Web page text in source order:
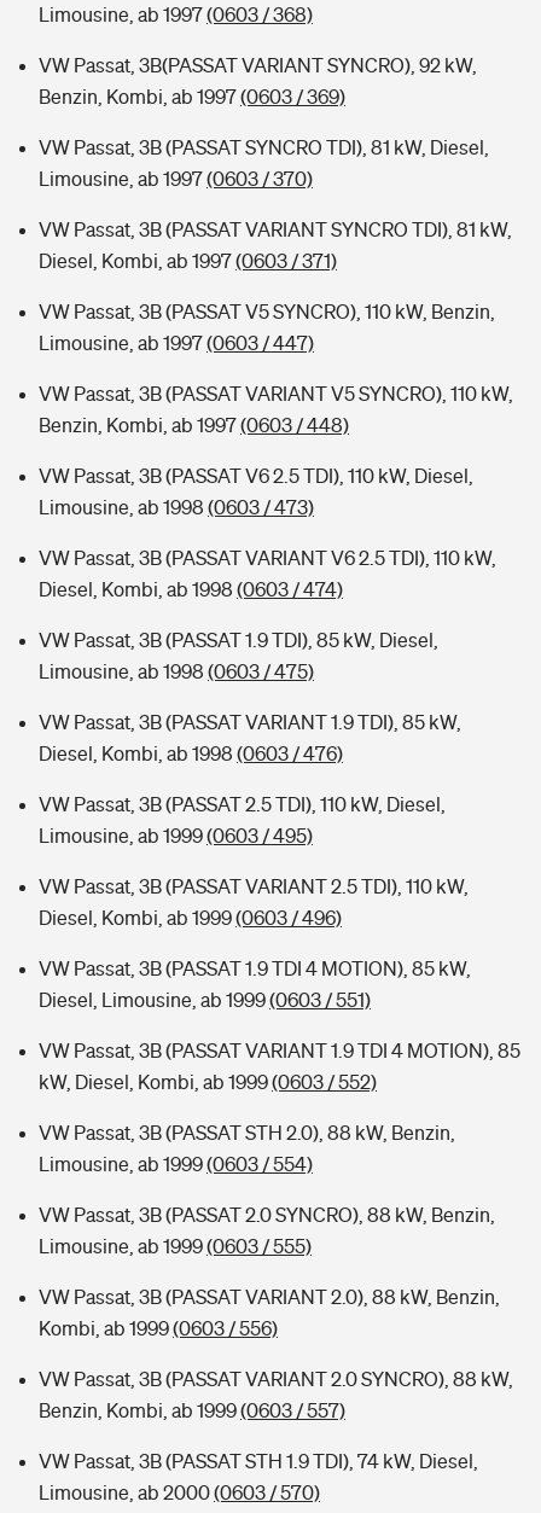
Limousine, ab 1997(0603 / 368)
VW Passat, 3B(PASSAT VARIANT SYNCRO), 92 kW,
Benzin, Kombi, ab 1997(0603 / 369)
VW Passat, 3B (PASSAT SYNCRO TDI), 81 kW, Diesel,
Limousine, ab 1997(0603 / 370)
VW Passat, 3B (PASSAT VARIANT SYNCRO TDI), 81 kW,
Diesel, Kombi, ab 1997(0603 / 371)
VW Passat, 3B (PASSAT V5 SYNCRO), 110 kW, Benzin,
Limousine, ab 1997(0603 / 447)
VW Passat, 3B (PASSAT VARIANT V5 SYNCRO), 110 kW,
Benzin, Kombi, ab 1997(0603 / 448)
VW Passat, 3B (PASSAT V6 2.5 TDI), 110 kW, Diesel,
Limousine, ab 1998 (0603 / 473)
VW Passat, 3B (PASSAT VARIANT V6 2.5 TDI), 110 kW,
Diesel, Kombi, ab 1998 (0603 / 474)
VW Passat, 3B (PASSAT 1.9 TDI), 85 kW, Diesel,
Limousine, ab 1998 (0603 / 475)
VW Passat, 3B (PASSAT VARIANT 1.9 TDI), 85 kW,
Diesel, Kombi, ab 1998 (0603 / 476)
VW Passat, 3B (PASSAT 2.5 TDI), 110 kW, Diesel,
Limousine, ab 1999(0603 / 495)
VW Passat, 3B (PASSAT VARIANT 2.5 TDI), 110 kW,
Diesel, Kombi, ab 1999(0603 / 496)
VW Passat, 3B (PASSAT 1.9 TDI 4 MOTION), 85 kW,
Diesel, Limousine, ab 1999(0603 / 551)
VW Passat, 3B (PASSAT VARIANT 1.9 TDI 4 MOTION), 85
kW, Diesel, Kombi, ab 1999(0603 / 552)
VW Passat, 3B (PASSAT STH 2.0), 88 kW, Benzin,
Limousine, ab 1999(0603 / 554)
VW Passat, 3B (PASSAT 2.0 SYNCRO), 88 kW, Benzin,
Limousine, ab 1999(0603 / 555)
VW Passat, 3B (PASSAT VARIANT 2.0), 88 kW, Benzin,
Kombi, ab 1999(0603 / 556)
VW Passat, 3B (PASSAT VARIANT 2.0 SYNCRO), 88 kW,
Benzin, Kombi, ab 1999(0603 / 557)
VW Passat, 3B (PASSAT STH 1.9 TDI), 74 kW, Diesel,
Limousine, ab 2000(0603 / 570)